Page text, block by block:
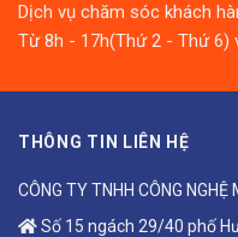
Dịch vụ chăm sóc khách
Từ 8h - 17h(Thứ 2 - Thứ 6)
THÔNG TIN LIÊN HỆ
CÔNG TY TNHH CÔNG NGHỆ
Số 15 ngách 29/40 phố